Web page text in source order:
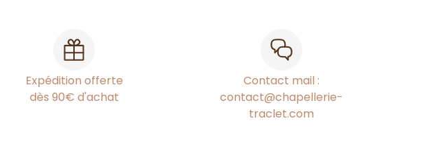
Expédition offerte
dès 90€ d'achat
Contact mail :
contact@chapellerie-
traclet.com